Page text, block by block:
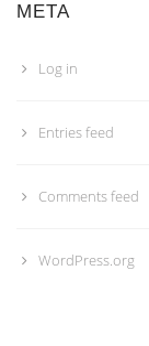
META
Log in
Entries feed
Comments feed
WordPress.org